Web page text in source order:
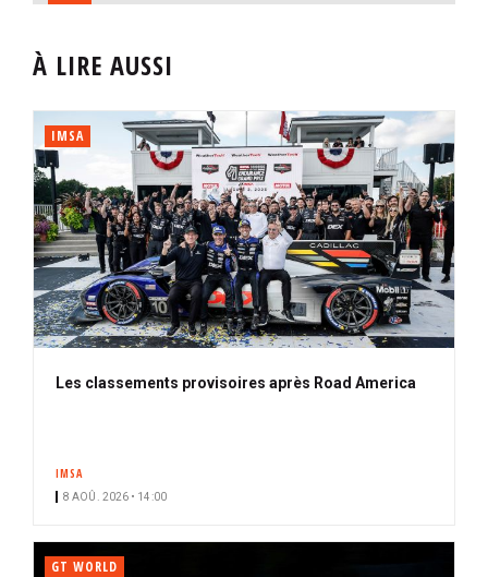
À LIRE AUSSI
IMSA
Les classements provisoires après Road America
IMSA
8 AOÛ. 2026 • 14:00
GT WORLD